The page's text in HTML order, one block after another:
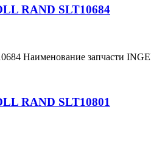
RAND SLT10684
Наименование запчасти
RAND SLT10801